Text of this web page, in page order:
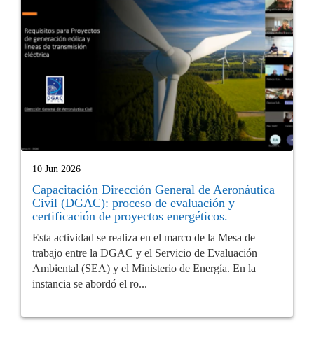
10 Jun 2026
Capacitación Dirección General de Aeronáutica
Civil (DGAC): proceso de evaluación y
certificación de proyectos energéticos.
Esta actividad se realiza en el marco de la Mesa de
trabajo entre la DGAC y el Servicio de Evaluación
Ambiental (SEA) y el Ministerio de Energía. En la
instancia se abordó el ro...